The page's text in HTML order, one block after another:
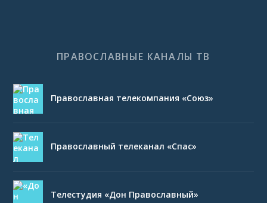
ПРАВОСЛАВНЫЕ КАНАЛЫ ТВ
Православная телекомпания «Союз»
Православный телеканал «Спас»
Телестудия «Дон Православный»